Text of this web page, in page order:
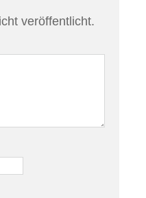
veröffentlicht.